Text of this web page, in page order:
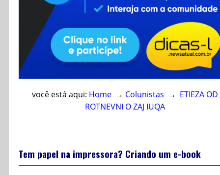
RSS
você está aqui: Home→ Colunistas → ETIEZA OD
ROTNEVNI O ZAJ IUQA
Tem papel na impressora? Criando um e-book